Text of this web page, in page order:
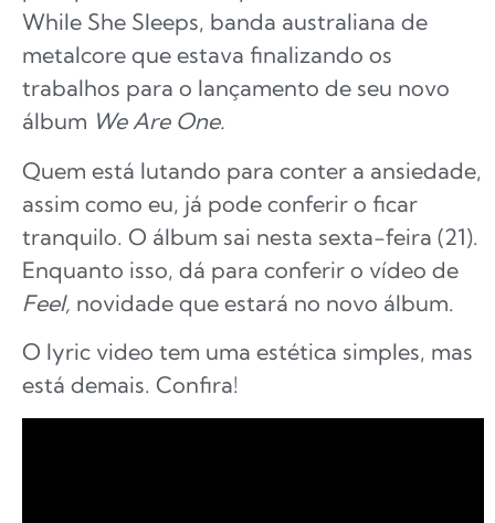
While She Sleeps, banda australiana de
metalcore que estava finalizando os
trabalhos para o lançamento de seu novo
álbum We Are One.
Quem está lutando para conter a ansiedade,
assim como eu, já pode conferir o ficar
tranquilo. O álbum sai nesta sexta-feira (21).
Enquanto isso, dá para conferir o vídeo de
Feel, novidade que estará no novo álbum.
O lyric video tem uma estética simples, mas
está demais. Confira!